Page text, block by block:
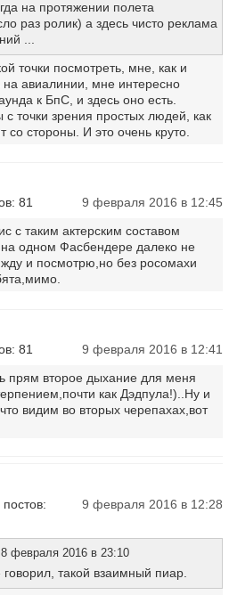
на протяжении полета
раз ролик) а здесь чисто реклама
...
точки посмотреть, мне, как и
на авиалинии, мне интересно
к БпС, и здесь оно есть.
с точки зрения простых людей, как
со стороны. И это очень круто.
81
9 февраля 2016 в 12:45
с таким актерским составом
одном Фасбендере далеко не
и посмотрю,но без росомахи
81
9 февраля 2016 в 12:41
прям второе дыхание для меня
как Дэдпула!)..Ну и
видим во вторых черепахах,вот
9 февраля 2016 в 12:28
февраля 2016 в 23:10
говорил, такой взаимный пиар.